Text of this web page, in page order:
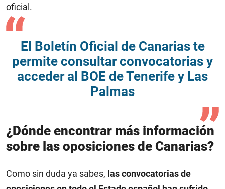
oficial.
El Boletín Oficial de Canarias te
permite consultar convocatorias y
acceder al BOE de Tenerife y Las
Palmas
¿Dónde encontrar más información
sobre las oposiciones de Canarias?
Como sin duda ya sabes, las convocatorias de